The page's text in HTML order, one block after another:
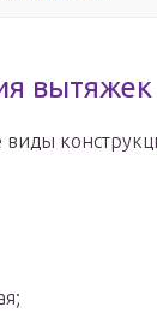
вытяжек
виды